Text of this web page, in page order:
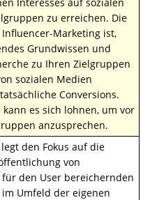
zu erreichen. Die
Marketing ist,
Grundwissen und
zu Ihren Zielgruppen
sozialen Medien
Conversions.
es sich lohnen, um vor
anzusprechen.
den Fokus auf die
von
den User bereichernden
Umfeld der eigenen